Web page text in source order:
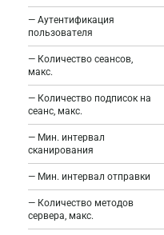
— Аутентификация
пользователя
— Количество сеансов,
макс.
— Количество подписок на
сеанс, макс.
— Мин. интервал
сканирования
— Мин. интервал отправки
— Количество методов
сервера, макс.